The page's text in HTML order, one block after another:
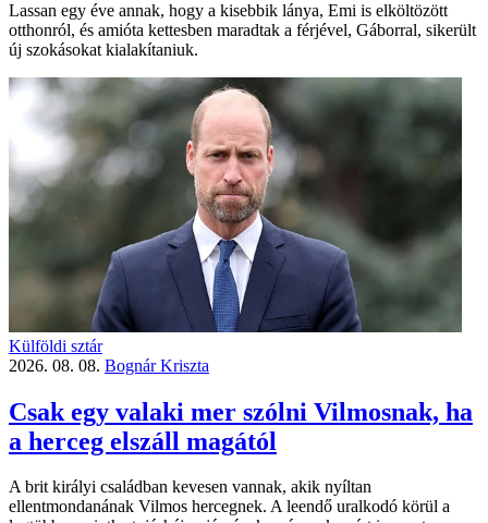
Lassan egy éve annak, hogy a kisebbik lánya, Emi is elköltözött
otthonról, és amióta kettesben maradtak a férjével, Gáborral, sikerült
új szokásokat kialakítaniuk.
Külföldi sztár
2026. 08. 08. Bognár Kriszta
Csak egy valaki mer szólni Vilmosnak, ha
a herceg elszáll magától
A brit királyi családban kevesen vannak, akik nyíltan
ellentmondanának Vilmos hercegnek. A leendő uralkodó körül a